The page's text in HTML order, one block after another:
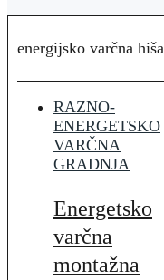
energijsko varčna hiša
RAZNO-
ENERGETSKO
VARČNA
GRADNJA
Energetsko
varčna
montažna